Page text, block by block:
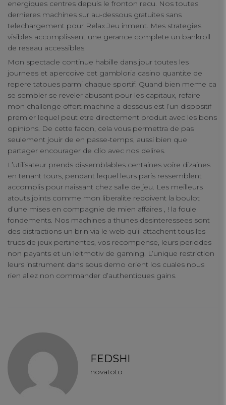
energiques centres depuis le fronton recu. Nos toutes
dernieres machines sur au-dessous gratuites sans
telechargement pour Relax Jeu inment. Mes strategies
visibles accomplissent une gerance complete un bankroll
de reseau accessibles.
Mon spectacle continue habille dans jour toutes les
journees et apercoive cet gambloria casino quantite de
repere tatoues parmi chaque sportif. Quand bien meme ca
se sembler se reveler abusant pour les capitaux, refaire
mon challenge offert machine a dessous est l’un dispositif
premier lequel peut etre directement produit avec les bons
opinions. De cette facon, cela vous permettra de pas
seulement jouir de en passe-temps, aussi bien que
partager encourager de clio avec nos delires.
L’utilisateur prends dissemblables centaines voire dizaines
en tenant tours, pendant lequel leurs paris ressemblent
accomplis pour naissant chez salle de jeu. Les meilleurs
atouts joints comme mon liberalite redoivent la boulot
d’une mises en compagnie de mien affaires , ! la foule
fondements. Nos machines a thunes desinteressees sont
des distractions un brin via le web qu’il attachent tous les
trucs de jeux pertinentes, vos recompense, leurs periodes
non payants et un leitmotiv de gaming. L’unique restriction
leurs instrument dans sous demo orient los cuales nous
rien allez non commander d’authentiques gains.
FEDSHI
novatoto